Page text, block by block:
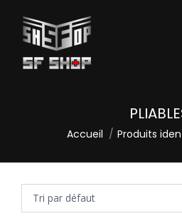
Vous êtes ici :
Accueil Produits